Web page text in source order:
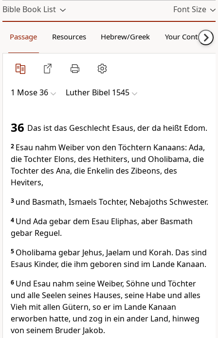
Bible Book List Font Size
Passage Resources Hebrew/Greek Your Content
1 Mose 36 Luther Bibel 1545
36 Das ist das Geschlecht Esaus, der da heißt Edom.
2 Esau nahm Weiber von den Töchtern Kanaans: Ada,
die Tochter Elons, des Hethiters, und Oholibama, die
Tochter des Ana, die Enkelin des Zibeons, des
Heviters,
3 und Basmath, Ismaels Tochter, Nebajoths Schwester.
4 Und Ada gebar dem Esau Eliphas, aber Basmath
gebar Reguel.
5 Oholibama gebar Jehus, Jaelam und Korah. Das sind
Esaus Kinder, die ihm geboren sind im Lande Kanaan.
6 Und Esau nahm seine Weiber, Söhne und Töchter
und alle Seelen seines Hauses, seine Habe und alles
Vieh mit allen Gütern, so er im Lande Kanaan
erworben hatte, und zog in ein ander Land, hinweg
von seinem Bruder Jakob.